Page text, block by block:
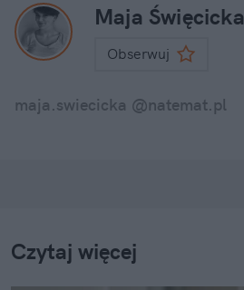
Maja Święcicka
Obserwuj
maja.swiecicka @natemat.pl
Czytaj więcej